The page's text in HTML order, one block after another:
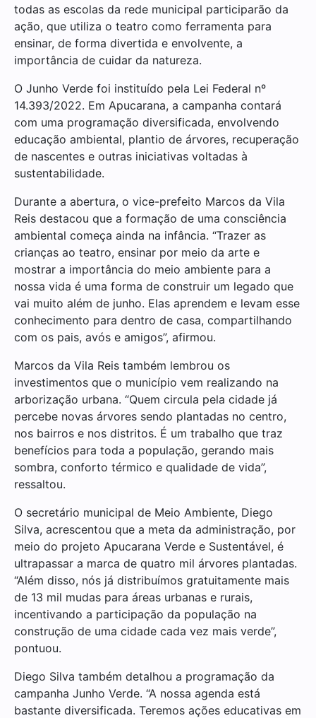
todas as escolas da rede municipal participarão da
ação, que utiliza o teatro como ferramenta para
ensinar, de forma divertida e envolvente, a
importância de cuidar da natureza.
O Junho Verde foi instituído pela Lei Federal nº
14.393/2022. Em Apucarana, a campanha contará
com uma programação diversificada, envolvendo
educação ambiental, plantio de árvores, recuperação
de nascentes e outras iniciativas voltadas à
sustentabilidade.
Durante a abertura, o vice-prefeito Marcos da Vila
Reis destacou que a formação de uma consciência
ambiental começa ainda na infância. “Trazer as
crianças ao teatro, ensinar por meio da arte e
mostrar a importância do meio ambiente para a
nossa vida é uma forma de construir um legado que
vai muito além de junho. Elas aprendem e levam esse
conhecimento para dentro de casa, compartilhando
com os pais, avós e amigos”, afirmou.
Marcos da Vila Reis também lembrou os
investimentos que o município vem realizando na
arborização urbana. “Quem circula pela cidade já
percebe novas árvores sendo plantadas no centro,
nos bairros e nos distritos. É um trabalho que traz
benefícios para toda a população, gerando mais
sombra, conforto térmico e qualidade de vida”,
ressaltou.
O secretário municipal de Meio Ambiente, Diego
Silva, acrescentou que a meta da administração, por
meio do projeto Apucarana Verde e Sustentável, é
ultrapassar a marca de quatro mil árvores plantadas.
“Além disso, nós já distribuímos gratuitamente mais
de 13 mil mudas para áreas urbanas e rurais,
incentivando a participação da população na
construção de uma cidade cada vez mais verde”,
pontuou.
Diego Silva também detalhou a programação da
campanha Junho Verde. “A nossa agenda está
bastante diversificada. Teremos ações educativas em